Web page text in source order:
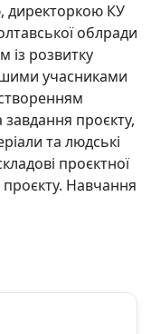
директоркою КУ
облради
із розвитку
учасниками
завдання проєкту,
та людські
проєктної
Навчання